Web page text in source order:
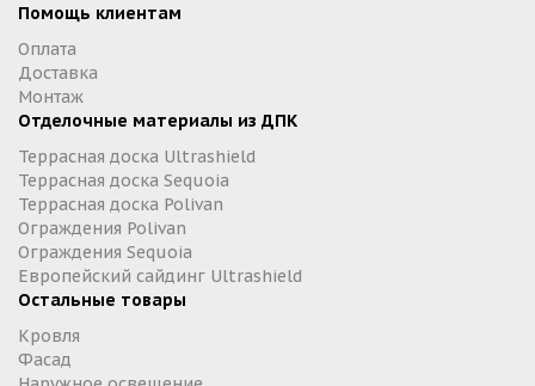
Помощь клиентам
Оплата
Доставка
Монтаж
Отделочные материалы из ДПК
Террасная доска Ultrashield
Террасная доска Sequoia
Террасная доска Polivan
Ограждения Polivan
Ограждения Sequoia
Европейский сайдинг Ultrashield
Остальные товары
Кровля
Фасад